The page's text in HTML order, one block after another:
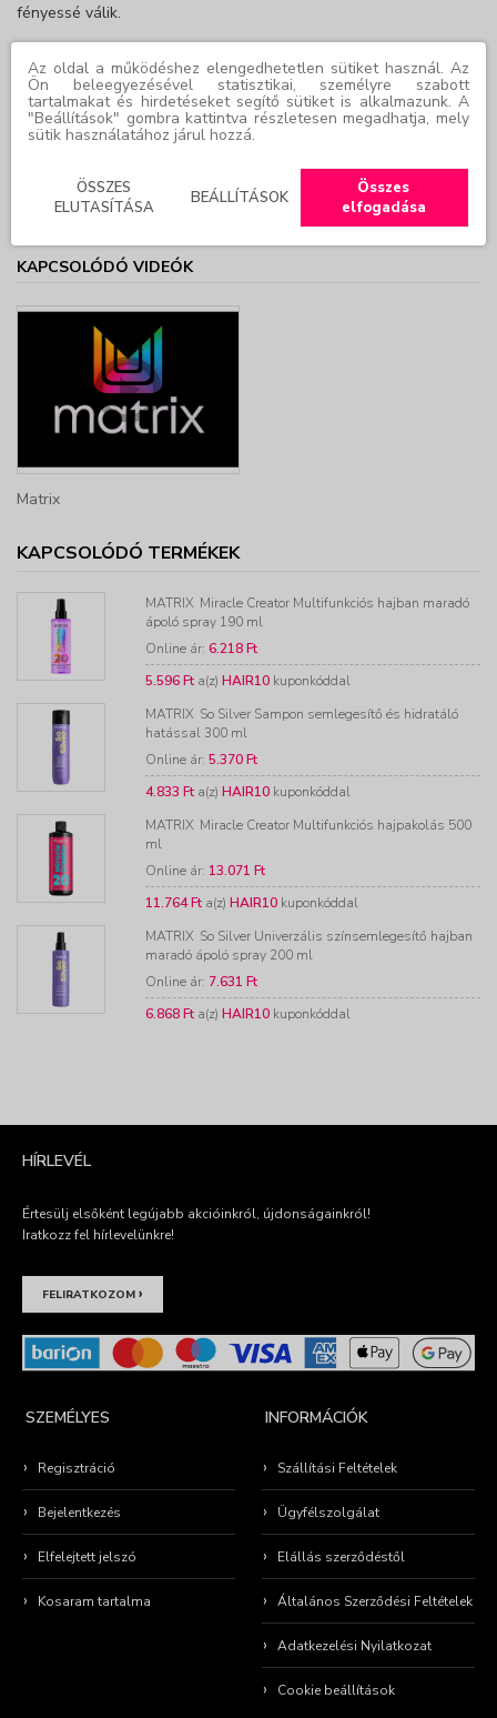
fényessé válik.
Használata:
Samponozás után vigye fel a hossz közepétől a végekig, és
hagyja hatni 3 percig. Öblítse le. Ha szembe kerül, azonnal
öblítse ki vízzel. Ezután használd a So Silver hajlakkot. Ha a
Gyártói adat
KAPCSOLÓDÓ VIDEÓK
Matrix
KAPCSOLÓDÓ TERMÉKEK
MATRIX Miracle Creator Multifunkciós hajban maradó
ápoló spray 190 ml
Online ár: 6.218 Ft
5.596 Ft a(z) HAIR10 kuponkóddal
MATRIX So Silver Sampon semlegesítő és hidratáló
hatással 300 ml
Online ár: 5.370 Ft
4.833 Ft a(z) HAIR10 kuponkóddal
MATRIX Miracle Creator Multifunkciós hajpakolás 500
ml
Online ár: 13.071 Ft
11.764 Ft a(z) HAIR10 kuponkóddal
MATRIX So Silver Univerzális színsemlegesítő hajban
maradó ápoló spray 200 ml
Online ár: 7.631 Ft
6.868 Ft a(z) HAIR10 kuponkóddal
HÍRLEVÉL
Értesülj elsőként legújabb akcióinkról, újdonságainkról!
Iratkozz fel hírlevelünkre!
FELIRATKOZOM ›
SZEMÉLYES
Regisztráció
Bejelentkezés
Elfelejtett jelszó
Kosaram tartalma
INFORMÁCIÓK
Szállítási Feltételek
Ügyfélszolgálat
Elállás szerződéstől
Általános Szerződési Feltételek
Adatkezelési Nyilatkozat
Cookie beállítások
Az oldal a működéshez elengedhetetlen sütiket használ. Az
Ön beleegyezésével statisztikai, személyre szabott
tartalmakat és hirdetéseket segítő sütiket is alkalmazunk. A
"Beállítások" gombra kattintva részletesen megadhatja, mely
sütik használatához járul hozzá.
ÖSSZES
ELUTASÍTÁSA
BEÁLLÍTÁSOK
Összes
elfogadása